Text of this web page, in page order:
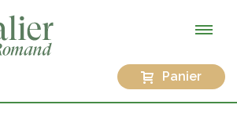
Panier